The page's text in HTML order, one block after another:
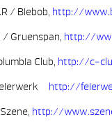
/ Biebob, http://
/ Gruenspan, http://
Club, http://c-
http://
http://